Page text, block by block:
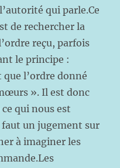
qui parle.Ce
de rechercher la
reçu, parfois
le principe :
que l’ordre donné
». Il est donc
qui nous est
un jugement sur
à imaginer les